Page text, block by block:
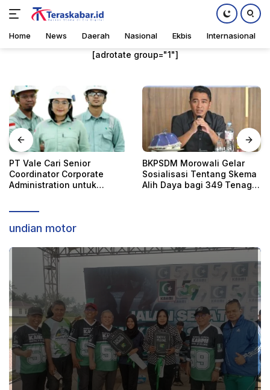
Home News Daerah Nasional Ekbis Internasional
[adrotate group="1"]
BKPSDM Morowali Gelar
Sosialisasi Tentang Skema
Alih Daya bagi 349 Tenaga
Mahasiswa Asal Somalia
Tiba di Palu, Siap Kuliah di
UIN Datokarama
undian motor